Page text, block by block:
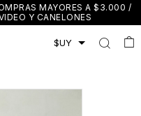
MAYORES A $3.000 /
Y CANELONES